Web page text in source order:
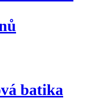
batika